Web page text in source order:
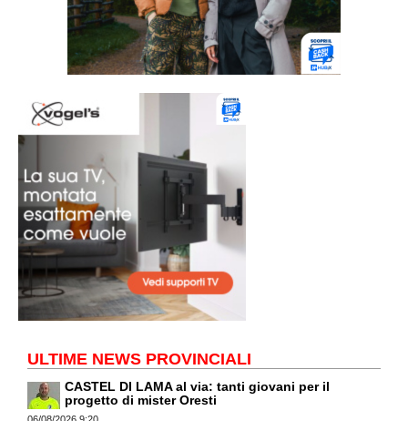
ULTIME NEWS PROVINCIALI
CASTEL DI LAMA al via: tanti giovani per il
progetto di mister Oresti